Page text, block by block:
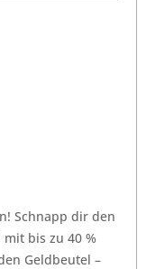
Schnapp dir den
bis zu 40 %
Geldbeutel –